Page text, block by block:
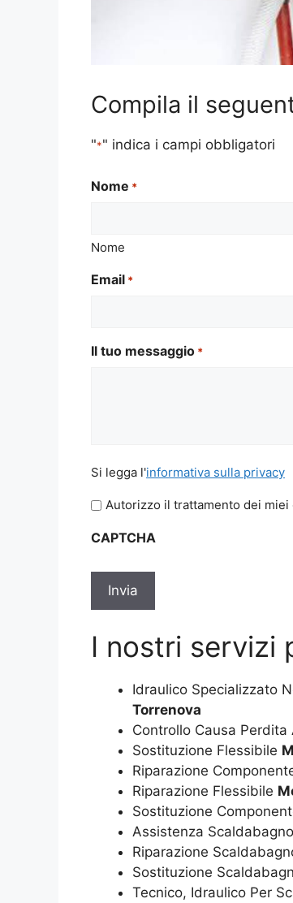
Compila il
"*" indica i campi obbligatori
Nome *
Nome
Email *
Il tuo messaggio *
Si
l'informativa
sulla
*
Si legga l'informativa sulla privacy
Autorizzo il trattamento dei miei
CAPTCHA
I nostri servizi
Idraulico Specializzato
Torrenova
Controllo Causa Perdita
Sostituzione Flessibile
Riparazione
Riparazione Flessibile
Sostituzione
Assistenza Scaldabagno
Riparazione
Sostituzione
Tecnico, Idraulico Per